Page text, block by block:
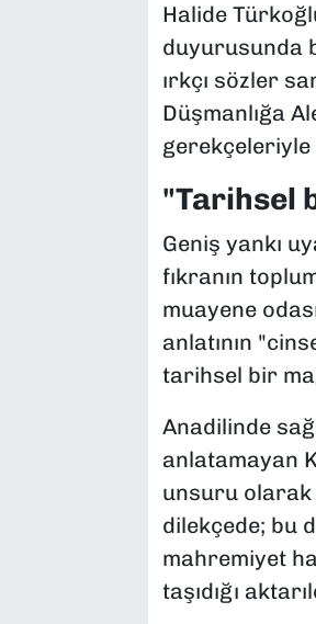
Halide
duyurusunda
ırkçı sözler
Düşmanlığa
gerekçeleriyle
"Tarihsel
Geniş yankı
fıkranın
muayene
anlatının
tarihsel bir
Anadilinde
anlatamayan
unsuru olarak
dilekçede; bu
mahremiyet
taşıdığı